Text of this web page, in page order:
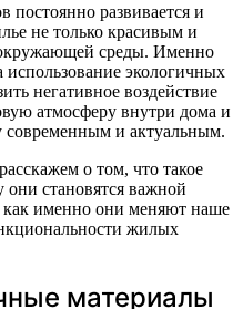
постоянно развивается и
не только красивым и
среды. Именно
использование экологичных
негативное воздействие
атмосферу внутри дома и
современным и актуальным.
о том, что такое
становятся важной
как именно они меняют наше
жилых
материалы